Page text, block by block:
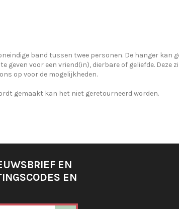
band tussen twee personen. De hanger
geven voor een vriend(in), dierbare of geliefde.
op voor de mogelijkheden.
gemaakt kan het niet geretourneerd worden.
EN
EN